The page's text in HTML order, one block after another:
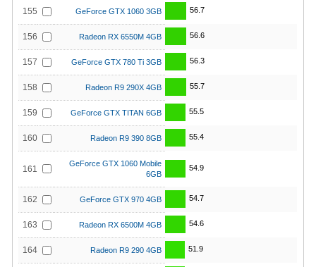
155 GeForce GTX 1060 3GB 56.7
156 Radeon RX 6550M 4GB 56.6
157 GeForce GTX 780 Ti 3GB 56.3
158 Radeon R9 290X 4GB 55.7
159 GeForce GTX TITAN 6GB 55.5
160 Radeon R9 390 8GB 55.4
161
GeForce GTX 1060 Mobile
6GB
54.9
162 GeForce GTX 970 4GB 54.7
163 Radeon RX 6500M 4GB 54.6
164 Radeon R9 290 4GB 51.9